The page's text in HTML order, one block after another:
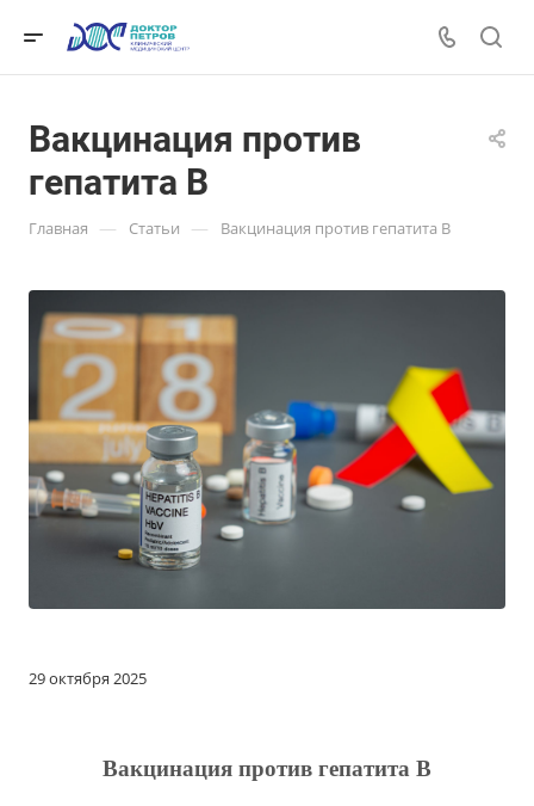
Вакцинация против
гепатита В
Главная — Статьи — Вакцинация против гепатита В
29 октября 2025
Вакцинация против гепатита В